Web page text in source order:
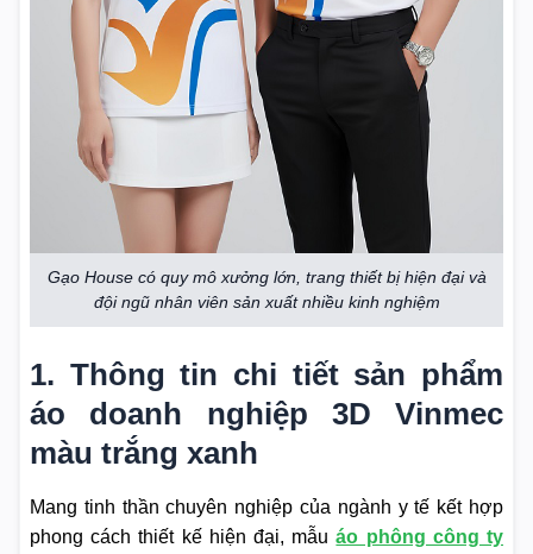
Gạo House có quy mô xưởng lớn, trang thiết bị hiện đại và
đội ngũ nhân viên sản xuất nhiều kinh nghiệm
1. Thông tin chi tiết sản phẩm
áo doanh nghiệp 3D Vinmec
màu trắng xanh
Mang tinh thần chuyên nghiệp của ngành y tế kết hợp
phong cách thiết kế hiện đại, mẫuáo phông công ty